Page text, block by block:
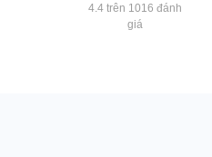
4.4 trên 1016 đánh
giá